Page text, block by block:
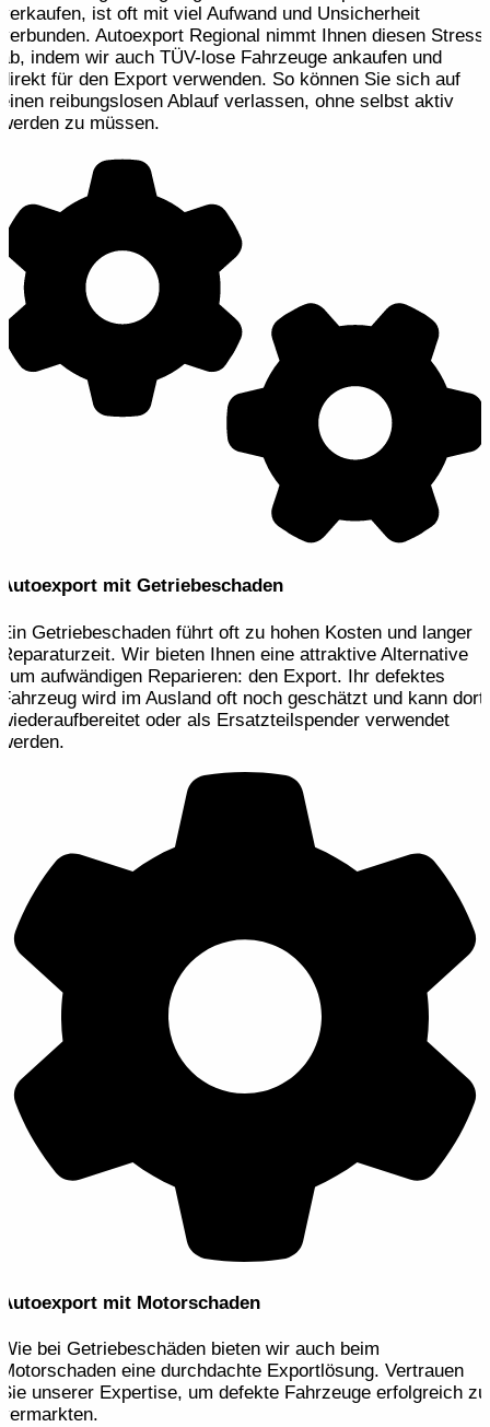
verkaufen, ist oft mit viel Aufwand und Unsicherheit
verbunden. Autoexport Regional nimmt Ihnen diesen Stress
ab, indem wir auch TÜV-lose Fahrzeuge ankaufen und
direkt für den Export verwenden. So können Sie sich auf
einen reibungslosen Ablauf verlassen, ohne selbst aktiv
werden zu müssen.
Autoexport mit Getriebeschaden
Ein Getriebeschaden führt oft zu hohen Kosten und langer
Reparaturzeit. Wir bieten Ihnen eine attraktive Alternative
zum aufwändigen Reparieren: den Export. Ihr defektes
Fahrzeug wird im Ausland oft noch geschätzt und kann dort
wiederaufbereitet oder als Ersatzteilspender verwendet
werden.
Autoexport mit Motorschaden
Wie bei Getriebeschäden bieten wir auch beim
Motorschaden eine durchdachte Exportlösung. Vertrauen
Sie unserer Expertise, um defekte Fahrzeuge erfolgreich zu
vermarkten.